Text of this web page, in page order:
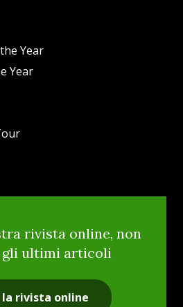
Year
Year
rivista online, non
ultimi articoli
rivista online